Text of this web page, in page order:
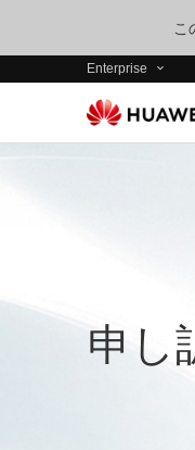
こ
Enterprise
申し